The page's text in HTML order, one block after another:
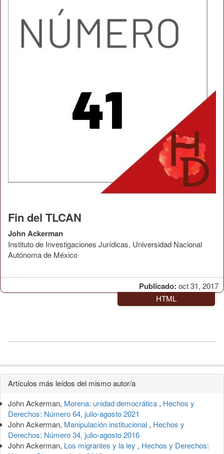
Publicado: oct 31, 2017
Fin del TLCAN
John Ackerman
Instituto de Investigaciones Jurídicas, Universidad Nacional
Autónoma de México
HTML
Detalles
del
artículo
Artículos más leídos del mismo autor/a
John Ackerman, Morena: unidad democrática , Hechos y
Derechos: Número 64, julio-agosto 2021
John Ackerman, Manipulación institucional , Hechos y
Derechos: Número 34, julio-agosto 2016
John Ackerman, Los migrantes y la ley , Hechos y Derechos: